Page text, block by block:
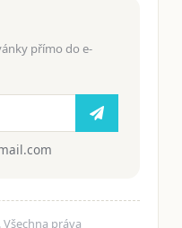
přímo do e-
. Všechna práva